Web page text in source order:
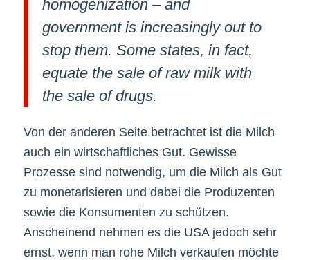
homogenization – and
government is increasingly out to
stop them. Some states, in fact,
equate the sale of raw milk with
the sale of drugs.
Von der anderen Seite betrachtet ist die Milch
auch ein wirtschaftliches Gut. Gewisse
Prozesse sind notwendig, um die Milch als Gut
zu monetarisieren und dabei die Produzenten
sowie die Konsumenten zu schützen.
Anscheinend nehmen es die USA jedoch sehr
ernst, wenn man rohe Milch verkaufen möchte